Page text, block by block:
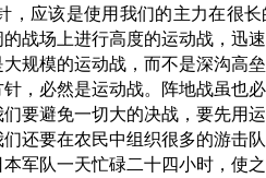
，应该是使用我们的主力在很
战场上进行高度的运动战，迅
规模的运动战，而不是深沟高
，必然是运动战。阵地战虽也
要避免一切大的决战，要先用
还要在农民中组织很多的游击
军队一天忙碌二十四小时，使